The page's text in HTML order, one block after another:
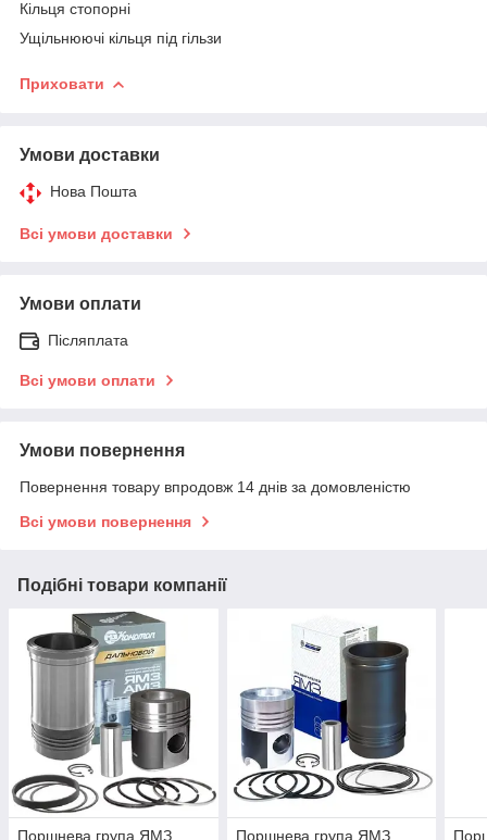
Кільця стопорні
Ущільнюючі кільця під гільзи
Приховати
Умови доставки
Нова Пошта
Всі умови доставки
Умови оплати
Післяплата
Всі умови оплати
Умови повернення
Повернення товару впродовж 14 днів за домовленістю
Всі умови повернення
Подібні товари компанії
Поршнева група ЯМЗ Поршнева група ЯМЗ